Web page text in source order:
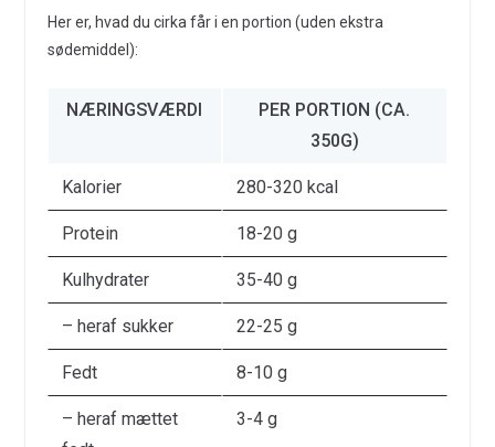
Her er, hvad du cirka får i en portion (uden ekstra
sødemiddel):
NÆRINGSVÆRDI
PER PORTION (CA.
350G)
Kalorier 280-320 kcal
Protein 18-20 g
Kulhydrater 35-40 g
– heraf sukker 22-25 g
Fedt 8-10 g
– heraf mættet
3-4 g